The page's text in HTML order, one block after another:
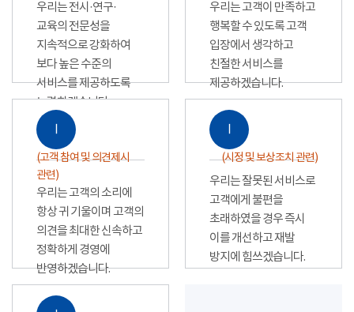
우리는 전시·연구·
교육의 전문성을
지속적으로 강화하여
보다 높은 수준의
서비스를 제공하도록
노력하겠습니다.
우리는 고객이 만족하고
행복할 수 있도록 고객
입장에서 생각하고
친절한 서비스를
제공하겠습니다.
Ⅰ
(고객 참여 및 의견제시
관련)
우리는 고객의 소리에
항상 귀 기울이며 고객의
의견을 최대한 신속하고
정확하게 경영에
반영하겠습니다.
Ⅰ
(시정 및 보상조치 관련)
우리는 잘못된 서비스로
고객에게 불편을
초래하였을 경우 즉시
이를 개선하고 재발
방지에 힘쓰겠습니다.